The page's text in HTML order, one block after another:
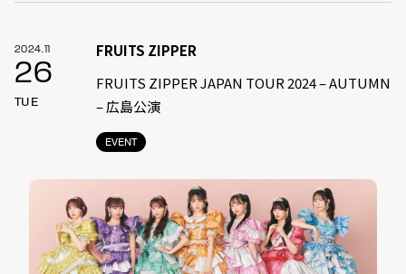
2024.11
26
TUE
EVENT
FRUITS ZIPPER
FRUITS ZIPPER JAPAN TOUR 2024 – AUTUMN
– 広島公演